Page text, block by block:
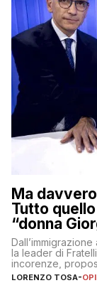
Ma
Tutto
“donna
la leader di
incorenze,
nessuno – a
LORENZO TOSA-